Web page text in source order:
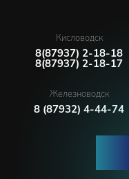
Кисловодск
8(87937) 2-18-18
8(87937) 2-18-17
Железноводск
8 (87932) 4-44-74